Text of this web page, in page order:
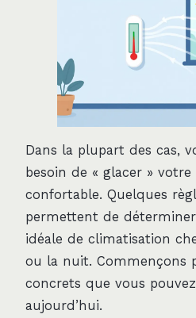
Dans la plupart des cas,
besoin de « glacer »
confortable. Quelques
permettent de
idéale de climatisation
ou la nuit. Commençons
concrets que vous
aujourd’hui.